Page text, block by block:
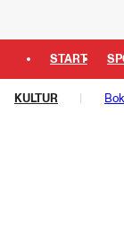
START
PLUS
KULTUR